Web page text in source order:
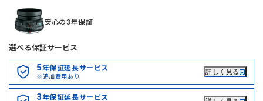
安心の3年保証
選べる保証サービス
5年保証延長サービス
※追加費用あり
詳しく見る
3年保証延長サービス